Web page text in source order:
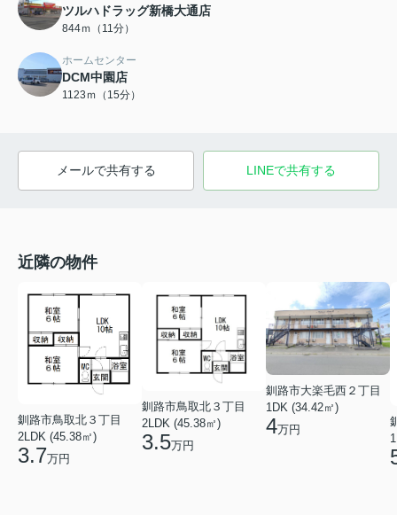
ツルハドラッグ新橋大通店
844ｍ（11分）
ホームセンター
DCM中園店
1123ｍ（15分）
メールで共有する LINEで共有する
近隣の物件
釧路市鳥取北３丁目
2LDK (45.38㎡)
3.7万円
釧路市鳥取北３丁目
2LDK (45.38㎡)
3.5万円
釧路市大楽毛西２丁目
1DK (34.42㎡)
4万円